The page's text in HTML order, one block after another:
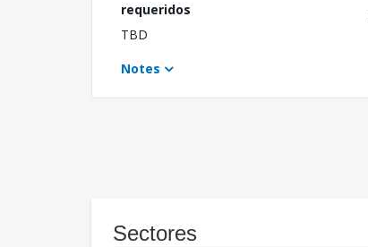
requeridos
TBD
Notes
Sectores